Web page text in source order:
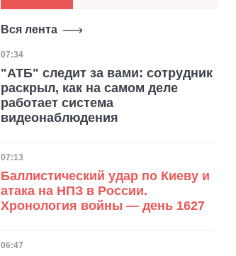
Вся лента
Дата публикации
07:34
"АТБ" следит за вами: сотрудник
раскрыл, как на самом деле
работает система
видеонаблюдения
Дата публикации
07:13
Баллистический удар по Киеву и
атака на НПЗ в России.
Хронология войны — день 1627
Дата публикации
06:47